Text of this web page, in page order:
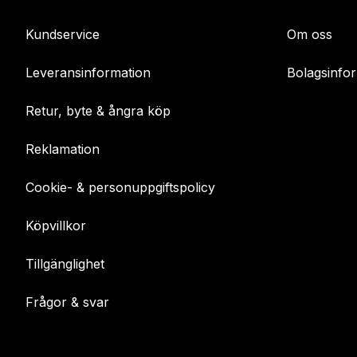
Kundservice
Leveransinformation
Retur, byte & ångra köp
Reklamation
Cookie- & personuppgiftspolicy
Köpvillkor
Tillgänglighet
Frågor & svar
Om oss